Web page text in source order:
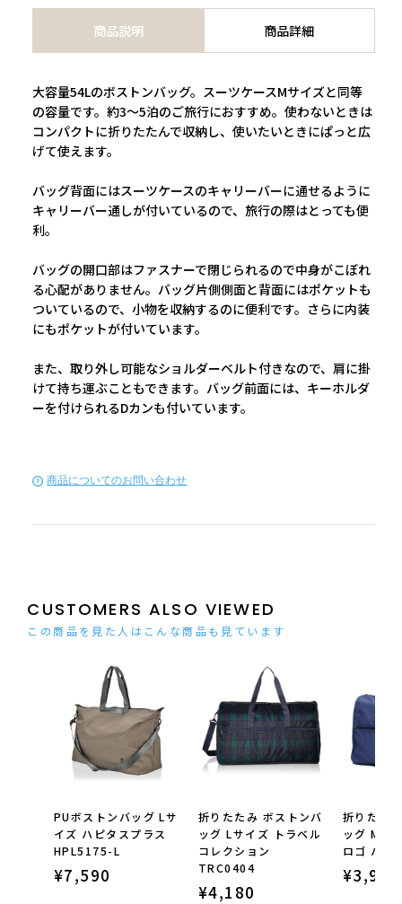
商品説明 商品詳細
大容量54Lのボストンバッグ。スーツケースMサイズと同等
の容量です。約3～5泊のご旅行におすすめ。使わないときは
コンパクトに折りたたんで収納し、使いたいときにぱっと広
げて使えます。
バッグ背面にはスーツケースのキャリーバーに通せるように
キャリーバー通しが付いているので、旅行の際はとっても便
利。
バッグの開口部はファスナーで閉じられるので中身がこぼれ
る心配がありません。バッグ片側側面と背面にはポケットも
ついているので、小物を収納するのに便利です。さらに内装
にもポケットが付いています。
また、取り外し可能なショルダーベルト付きなので、肩に掛
けて持ち運ぶこともできます。バッグ前面には、キーホルダ
ーを付けられるDカンも付いています。
商品についてのお問い合わせ
この商品を見た人はこんな商品も見ています
CUSTOMERS ALSO VIEWED
PUボストンバッグ Lサ
イズ ハピタスプラス
HPL5175-L
¥7,590
折りたたみ ボストンバ
ッグ Lサイズ トラベル
コレクション
TRC0404
¥4,180
折りたた
ッグ Mサ
ロゴ ハピ
¥3,960